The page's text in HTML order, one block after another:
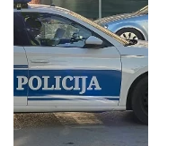
"Kako ga
OPTUŽILA
INTIMNE
se